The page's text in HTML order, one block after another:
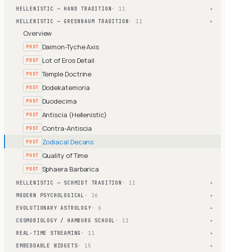
HELLENISTIC — HAND TRADITION · 11 ▾
HELLENISTIC — GREENBAUM TRADITION · 11 ▾
Overview
POST Daimon-Tyche Axis
POST Lot of Eros Detail
POST Temple Doctrine
POST Dodekatemoria
POST Duodecima
POST Antiscia (Hellenistic)
POST Contra-Antiscia
POST Zodiacal Decans
POST Quality of Time
POST Sphaera Barbarica
HELLENISTIC — SCHMIDT TRADITION · 11 ▾
MODERN PSYCHOLOGICAL · 16 ▾
EVOLUTIONARY ASTROLOGY · 6 ▾
COSMOBIOLOGY / HAMBURG SCHOOL · 11 ▾
REAL-TIME STREAMING · 11 ▾
EMBEDDABLE WIDGETS· 15 ▾